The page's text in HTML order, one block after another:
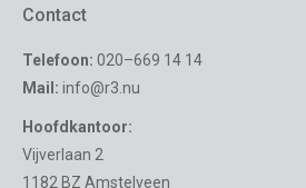
Contact
Telefoon: 020–669 14 14
Mail: info@r3.nu
Hoofdkantoor:
Vijverlaan 2
1182 BZ Amstelveen